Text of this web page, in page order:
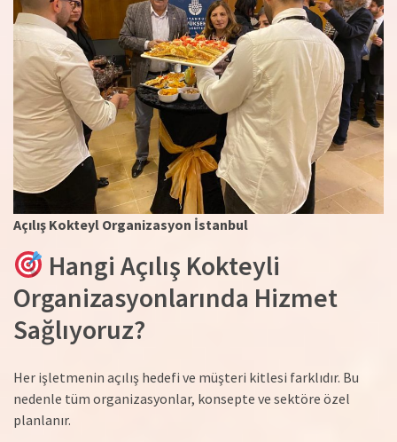
Açılış Kokteyl Organizasyon İstanbul
Hangi Açılış Kokteyli
Organizasyonlarında Hizmet
Sağlıyoruz?
Her işletmenin açılış hedefi ve müşteri kitlesi farklıdır. Bu
nedenle tüm organizasyonlar, konsepte ve sektöre özel
planlanır.